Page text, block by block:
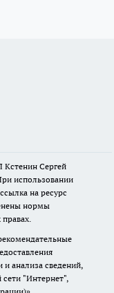
Кстенин Сергей
использовании
на ресурс
нормы
анализа сведений,
сети "Интернет",